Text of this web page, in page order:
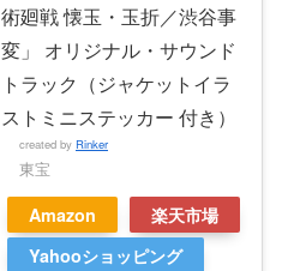
術廻戦 懐玉・玉折／渋谷事
変」 オリジナル・サウンド
トラック（ジャケットイラ
ストミニステッカー 付き）
created by Rinker
東宝
Amazon
楽天市場
Yahooショッピング